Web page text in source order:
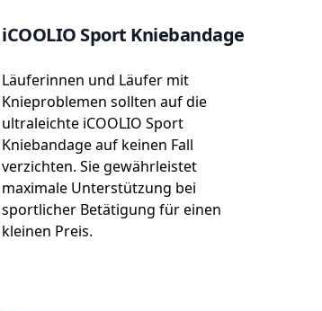
iCOOLIO Sport Kniebandage
Läuferinnen und Läufer mit
Knieproblemen sollten auf die
ultraleichte iCOOLIO Sport
Kniebandage auf keinen Fall
verzichten. Sie gewährleistet
maximale Unterstützung bei
sportlicher Betätigung für einen
kleinen Preis.